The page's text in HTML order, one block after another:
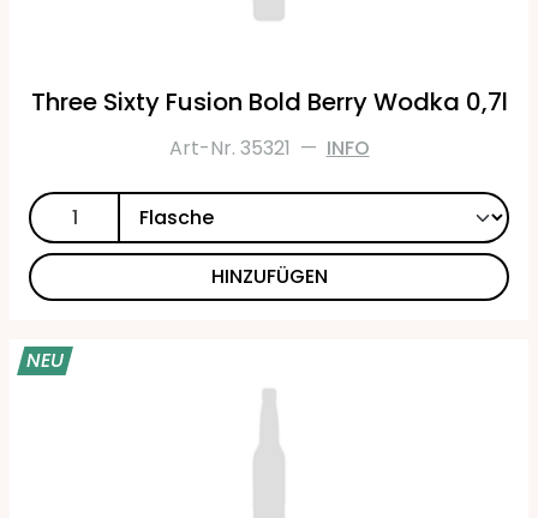
Three Sixty Fusion Bold Berry Wodka 0,7l
Art-Nr. 35321 — INFO
HINZUFÜGEN
NEU